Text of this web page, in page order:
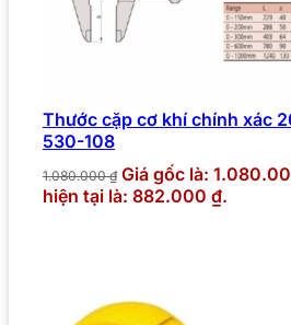
Thước cặp cơ khí chính xác
530-108
1.080.000₫ Giá gốc là:
hiện tại là: 882.000 ₫.